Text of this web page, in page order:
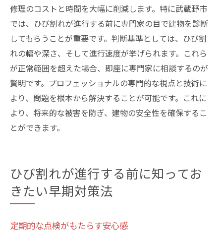
修理のコストと時間を大幅に削減します。特に武蔵野市
では、ひび割れが進行する前に専門家の目で建物を診断
してもらうことが重要です。判断基準としては、ひび割
れの幅や深さ、そして進行速度が挙げられます。これら
が正常範囲を超えた場合、即座に専門家に相談するのが
賢明です。プロフェッショナルの専門的な視点と技術に
より、問題を根本から解決することが可能です。これに
より、将来的な被害を防ぎ、建物の安全性を確保するこ
とができます。
ひび割れが進行する前に知ってお
きたい早期対策法
定期的な点検がもたらす安心感